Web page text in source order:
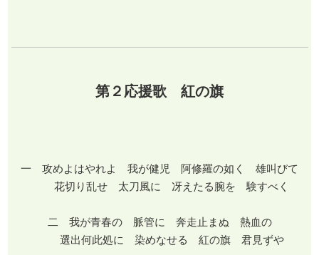
第２応援歌 紅の旗
一 攻めよはやれよ 我が健児 阿修羅の如く 雄叫びて
花切り乱せ 太刀風に 冴えたる腕を 験すべく
二 我が青春の 脈管に 奔走止まぬ 熱血の
選出何此処に 染めなせる 紅の旗 君見ずや